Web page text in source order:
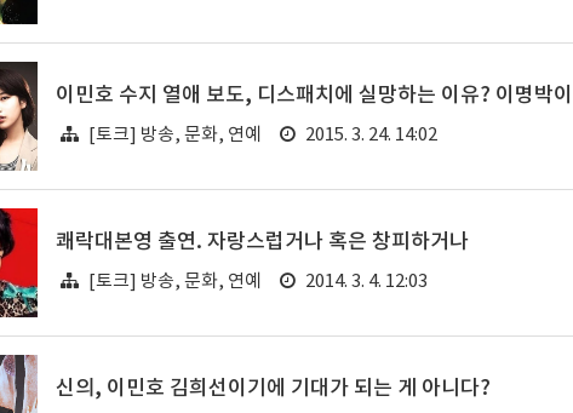
이민호 수지 열애 보도, 디스패치에 실망하는 이유? 이명박
[토크] 방송, 문화, 연예 2015. 3. 24. 14:02
쾌락대본영 출연. 자랑스럽거나 혹은 창피하거나
[토크] 방송, 문화, 연예 2014. 3. 4. 12:03
신의, 이민호 김희선이기에 기대가 되는 게 아니다?